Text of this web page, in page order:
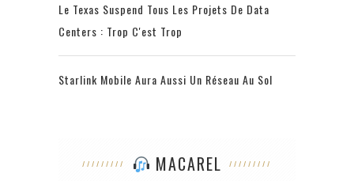
Le Texas Suspend Tous Les Projets De Data
Centers : Trop C'est Trop
Starlink Mobile Aura Aussi Un Réseau Au Sol
MACAREL